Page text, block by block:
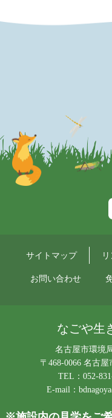
サイトマップ
お問い合わせ
なごや生
名古屋市環境
〒468-0066 名古
TEL：052-
E-mail：